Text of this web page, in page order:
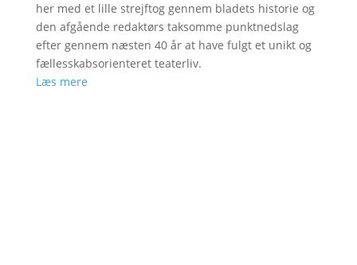
her med et lille strejftog gennem bladets historie og
den afgående redaktørs taksomme punktnedslag
efter gennem næsten 40 år at have fulgt et unikt og
fællesskabsorienteret teaterliv.
Læs mere